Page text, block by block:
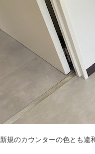
新規のカウンターの色とも違